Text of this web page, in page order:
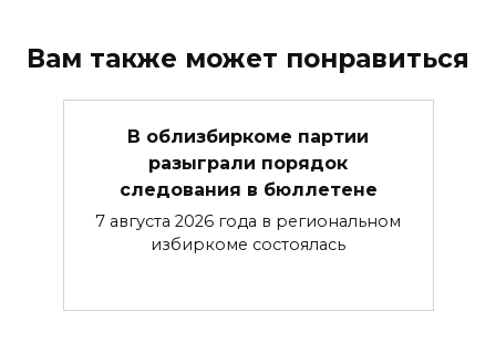
Вам также может понравиться
В облизбиркоме партии
разыграли порядок
следования в бюллетене
7 августа 2026 года в региональном
избиркоме состоялась